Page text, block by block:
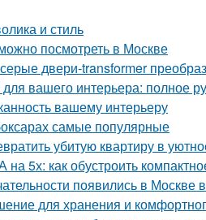
и стиль
посмотреть в Москве
двери-transformer
вашего интерьера: полное
вашему интерьеру
самые популярные
убитую квартиру в
5х: как обустроить
появились в Москве
для хранения и